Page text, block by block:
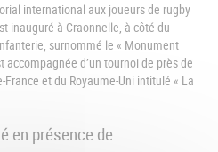
international aux joueurs de rugby
inauguré à Craonnelle, à côté du
surnommé le « Monument
d’un tournoi de près de
et du Royaume-Uni intitulé « La
en présence de :